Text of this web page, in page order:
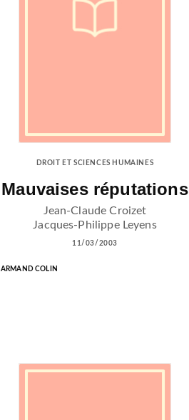
DROIT ET SCIENCES HUMAINES
Mauvaises réputations
Jean-Claude Croizet
Jacques-Philippe Leyens
11/03/2003
ARMAND COLIN